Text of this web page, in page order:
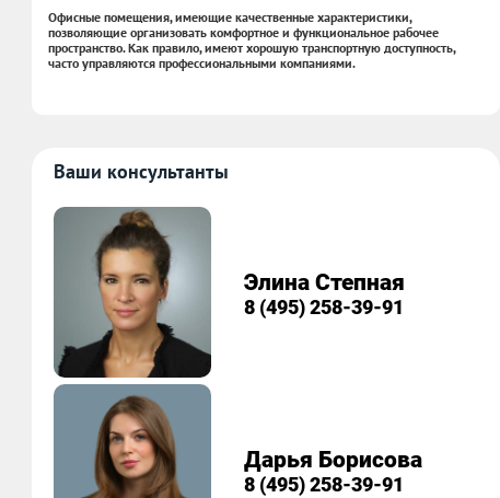
Офисные помещения, имеющие качественные характеристики,
позволяющие организовать комфортное и функциональное рабочее
пространство. Как правило, имеют хорошую транспортную доступность,
часто управляются профессиональными компаниями.
Ваши консультанты
Элина Степная
8 (495) 258-39-91
Дарья Борисова
8 (495) 258-39-91